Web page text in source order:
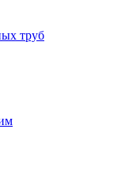
труб